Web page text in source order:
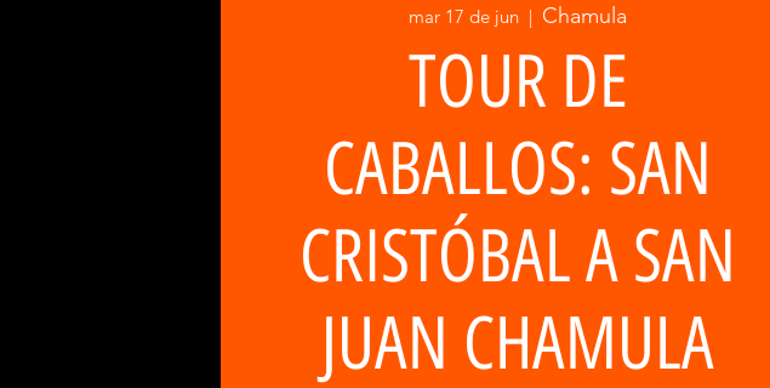
mar 17 de jun
  |
Chamula
TOUR DE
CABALLOS: SAN
CRISTÓBAL A SAN
JUAN CHAMULA